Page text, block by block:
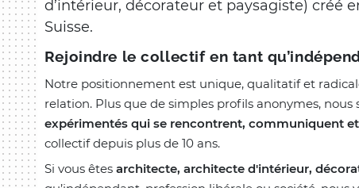
d’intérieur, décorateur et paysagiste) créé
Suisse.
Rejoindre le collectif en tant
Notre positionnement est unique, qualitatif et
relation. Plus que de simples profils anonymes, nous
expérimentés qui se rencontrent, communiquent
collectif depuis plus de 10 ans.
Si vous êtes architecte, architecte d'intérieur,